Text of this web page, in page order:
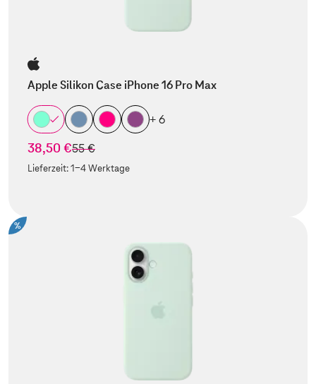
Apple Silikon Case iPhone 16 Pro Max
+ 6
38,50 €statt
55 €
Lieferzeit:1-4 Werktage
%